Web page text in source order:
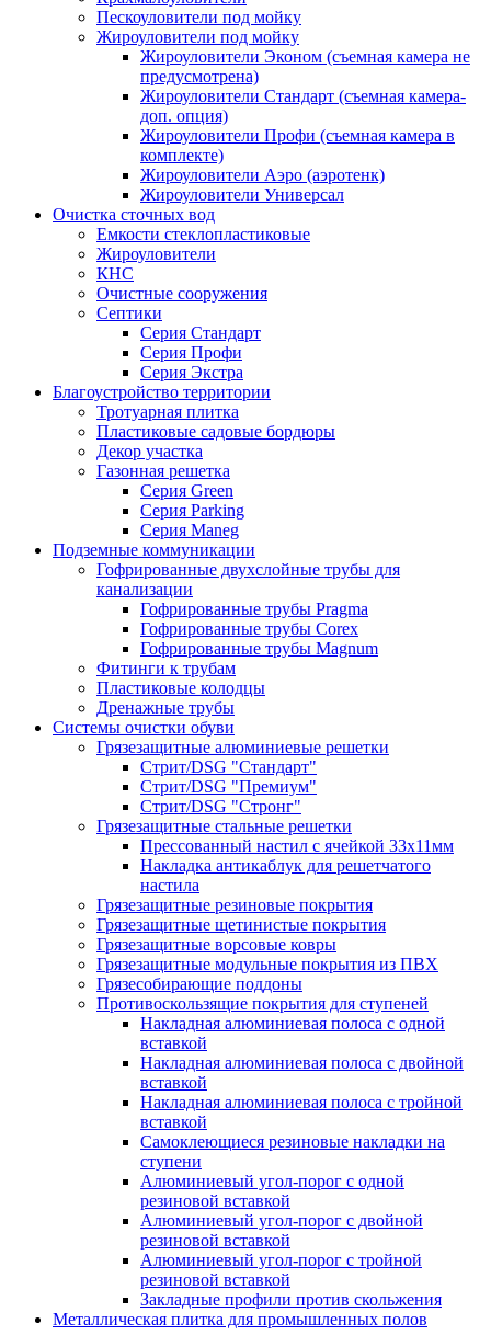
Пескоуловители под мойку
Жироуловители под мойку
Жироуловители Эконом (съемная камера не
предусмотрена)
Жироуловители Стандарт (съемная камера-
доп. опция)
Жироуловители Профи (съемная камера в
комплекте)
Жироуловители Аэро (аэротенк)
Жироуловители Универсал
Очистка сточных вод
Емкости стеклопластиковые
Жироуловители
КНС
Очистные сооружения
Септики
Серия Стандарт
Серия Профи
Серия Экстра
Благоустройство территории
Тротуарная плитка
Пластиковые садовые бордюры
Декор участка
Газонная решетка
Серия Green
Серия Parking
Серия Maneg
Подземные коммуникации
Гофрированные двухслойные трубы для
канализации
Гофрированные трубы Pragma
Гофрированные трубы Corex
Гофрированные трубы Magnum
Фитинги к трубам
Пластиковые колодцы
Дренажные трубы
Системы очистки обуви
Грязезащитные алюминиевые решетки
Стрит/DSG "Стандарт"
Стрит/DSG "Премиум"
Стрит/DSG "Стронг"
Грязезащитные стальные решетки
Прессованный настил с ячейкой 33х11мм
Накладка антикаблук для решетчатого
настила
Грязезащитные резиновые покрытия
Грязезащитные щетинистые покрытия
Грязезащитные ворсовые ковры
Грязезащитные модульные покрытия из ПВХ
Грязесобирающие поддоны
Противоскользящие покрытия для ступеней
Накладная алюминиевая полоса с одной
вставкой
Накладная алюминиевая полоса с двойной
вставкой
Накладная алюминиевая полоса с тройной
вставкой
Самоклеющиеся резиновые накладки на
ступени
Алюминиевый угол-порог с одной
резиновой вставкой
Алюминиевый угол-порог с двойной
резиновой вставкой
Алюминиевый угол-порог с тройной
резиновой вставкой
Закладные профили против скольжения
Металлическая плитка для промышленных полов